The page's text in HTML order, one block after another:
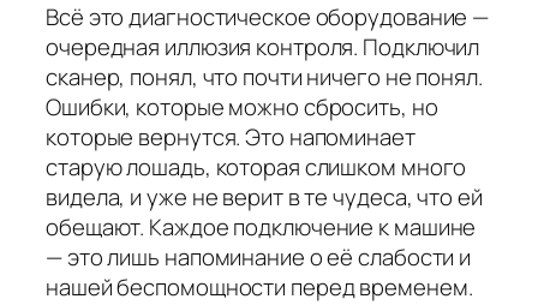
Всё это диагностическое оборудование —
очередная иллюзия контроля. Подключил
сканер, понял, что почти ничего не понял.
Ошибки, которые можно сбросить, но
которые вернутся. Это напоминает
старую лошадь, которая слишком много
видела, и уже не верит в те чудеса, что ей
обещают. Каждое подключение к машине
— это лишь напоминание о её слабости и
нашей беспомощности перед временем.